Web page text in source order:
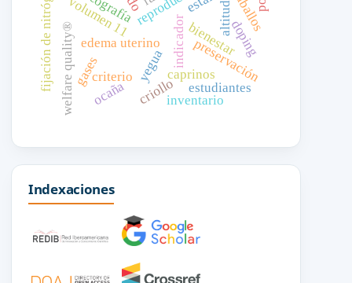
edema uterino
yegua
bienestar
caprinos
criterio
indicador
welfare quality® criollo
preservación
estudiantes
inventario
altitudcaballos
doping
gases
fijación de nitrógeno volumen 11
ocaña
Indexaciones